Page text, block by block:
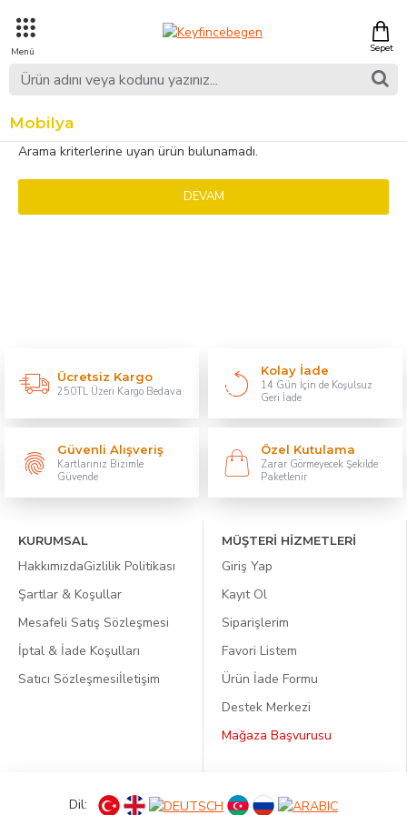
Mobilya
Arama kriterlerine uyan ürün bulunamadı.
DEVAM
Ücretsiz Kargo
250TL Üzeri Kargo Bedava
Kolay İade
14 Gün İçin de Koşulsuz
Geri İade
Güvenli Alışveriş
Kartlarınız Bizimle
Güvende
Özel Kutulama
Zarar Görmeyecek Şekilde
Paketlenir
KURUMSAL
HakkımızdaGizlilik Politikası
Şartlar & Koşullar
Mesafeli Satış Sözleşmesi
İptal & İade Koşulları
Satıcı Sözleşmesiİletişim
MÜŞTERİ HİZMETLERİ
Giriş Yap
Kayıt Ol
Siparişlerim
Favori Listem
Ürün İade Formu
Destek Merkezi
Mağaza Başvurusu
Dil: